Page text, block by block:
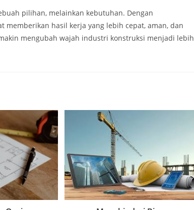
pilihan, melainkan kebutuhan. Dengan
memberikan hasil kerja yang lebih cepat, aman, dan
mengubah wajah industri konstruksi menjadi lebih